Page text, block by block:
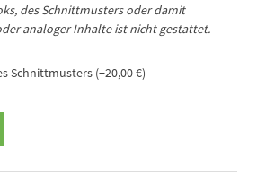
des Schnittmusters oder damit
analoger Inhalte ist nicht gestattet.
Schnittmusters (+20,00€)